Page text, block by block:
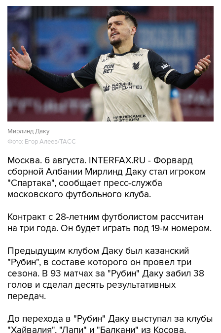
Мирлинд Даку
Фото: Егор Алеев/ТАСС
Москва. 6 августа. INTERFAX.RU - Форвард
сборной Албании Мирлинд Даку стал игроком
"Спартака", сообщает пресс-служба
московского футбольного клуба.
Контракт с 28-летним футболистом рассчитан
на три года. Он будет играть под 19-м номером.
Предыдущим клубом Даку был казанский
"Рубин", в составе которого он провел три
сезона. В 93 матчах за "Рубин" Даку забил 38
голов и сделал десять результативных
передач.
До перехода в "Рубин" Даку выступал за клубы
"Хайвалия", "Лапи" и "Балкани" из Косова,